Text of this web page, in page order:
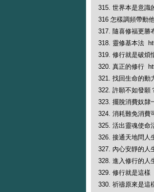
315. 世界本是意識
316 怎樣調頻帶動
317. 隨喜修福更勝
318. 靈修基本法
319. 修行就是破
320. 真正的修行
321. 找回生命的動
322. 許願不如發願
323. 擺脫消費奴隸
324. 消耗難免消
325. 活出靈魂使命
326. 接通天地問人
327. 內心安靜的人
328. 進入修行的
329. 修行就是這
330. 祈禱原來是